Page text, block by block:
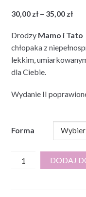
30,00 zł – 35,00 zł
od
do
Drodzy Mamo i Tato
chłopaka z
lekkim,
dla Ciebie.
Wydanie II
Forma
ilość
Dojrzewanie.
DODAJ